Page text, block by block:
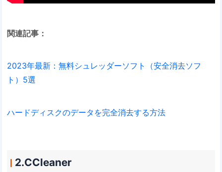
関連記事：
2023年最新：無料シュレッダーソフト（安全消去ソフ
ト）5選
ハードディスクのデータを完全消去する方法
2.CCleaner